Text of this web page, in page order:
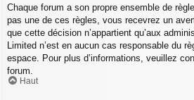
Chaque forum a son propre ensemble de
pas une de ces règles, vous recevrez un
que cette décision n’appartient qu’aux
Limited n’est en aucun cas responsable du
espace. Pour plus d’informations, veuillez
forum.
Haut